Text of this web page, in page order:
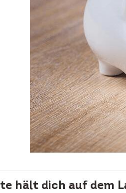
hält dich auf dem